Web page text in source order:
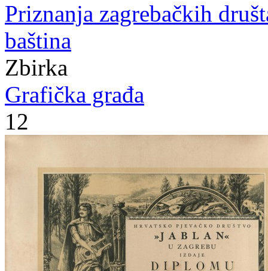
Priznanja zagrebačkih
baština
Zbirka
Grafička građa
12